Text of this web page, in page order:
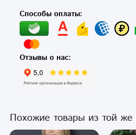
Способы оплаты:
Отзывы о нас:
Похожие товары из той же